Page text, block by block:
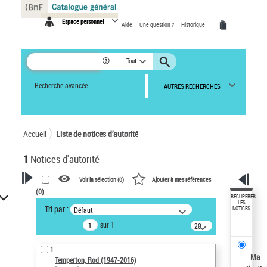
Espace personnel Aide Une question ? Historique
Tout
Recherche avancée AUTRES RECHERCHES
Accueil Liste de notices d’autorité
1 Notices d'autorité
VOTRE RECHERCHE
Recherche avancée dans les
notices d’autorité
Œuvres liées à l'auteur :
Temperton, Rod (1947-2016)
Voir la sélection (0) Ajouter à mes références
(0)
Tri par : Défaut
sur 1
20
résultats/page
1
Temperton, Rod (1947-2016)
RÉCUPÉRER
LES
NOTICES
Ma
Panneau de gestion des cookies